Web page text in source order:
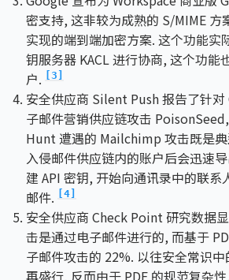
密支持, 这非较为成熟的 S/MIME 方
实现的端到端加密方案. 这个功能实
钥服务器 KACL 进行协商, 这个功能
户.
[3]
安全供应商 Silent Push 报告了针对
子邮件营销供应链攻击
Hunt 遭遇的 Mailchimp 攻击既是
入侵邮件供应链内的账户后会迅速
建 API 密钥, 开始向通讯录中的联系
邮件.
[4]
安全供应商 Check Point 研究数据
击是通过电子邮件进行的, 而基于
子邮件攻击的 22%. 以往安全常识中
再盛行, 反而由于 PDF 的规范复杂